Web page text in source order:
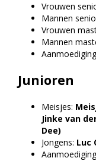
Vrouwen
Mannen
Vrouwen
Mannen
Junioren
Meisjes:
Jinke van
Dee)
Jongens: Luc